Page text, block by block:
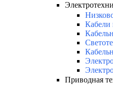
Кабели
Приводная